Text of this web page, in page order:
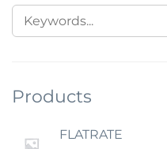
SEARCH
FOR:
Products
FLATRATE